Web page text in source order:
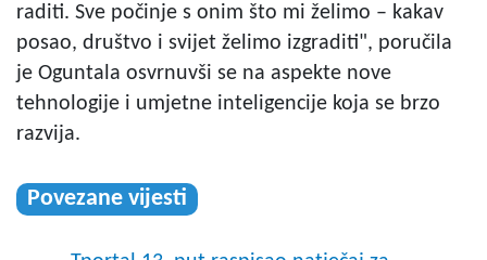
raditi. Sve počinje s onim što mi želimo – kakav
posao, društvo i svijet želimo izgraditi", poručila
je Oguntala osvrnuvši se na aspekte nove
tehnologije i umjetne inteligencije koja se brzo
razvija.
Povezane vijesti